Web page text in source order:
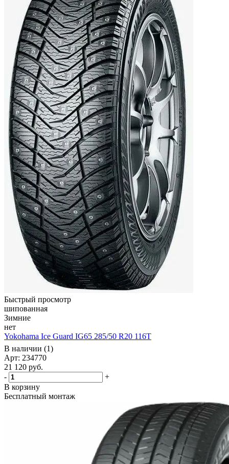
Быстрый просмотр
шипованная
Зимние
нет
Yokohama Ice Guard IG65 285/50 R20 116T
В наличии (1)
Арт: 234770
21 120 руб.
-
+
В корзину
Бесплатный монтаж